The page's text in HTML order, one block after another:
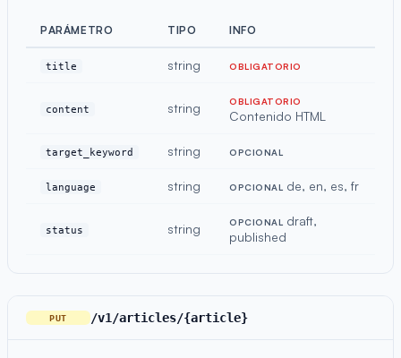
PARÁMETRO TIPO INFO
title string OBLIGATORIO
content string OBLIGATORIO
Contenido HTML
target_keyword string OPCIONAL
language string OPCIONAL de, en, es, fr
status string OPCIONAL draft,
published
PUT /v1/articles/{article}